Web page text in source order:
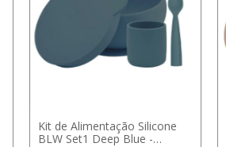
Kit de Alimentação Silicone
BLW Set1 Deep Blue -